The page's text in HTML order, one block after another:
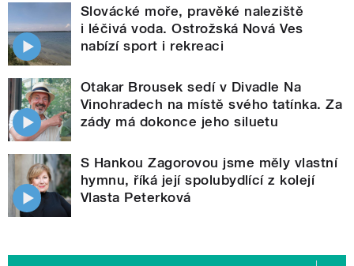
Slovácké moře, pravěké naleziště
i léčivá voda. Ostrožská Nová Ves
nabízí sport i rekreaci
Otakar Brousek sedí v Divadle Na
Vinohradech na místě svého tatínka. Za
zády má dokonce jeho siluetu
S Hankou Zagorovou jsme měly vlastní
hymnu, říká její spolubydlící z kolejí
Vlasta Peterková